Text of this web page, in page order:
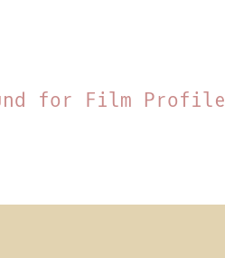
for Film Profile